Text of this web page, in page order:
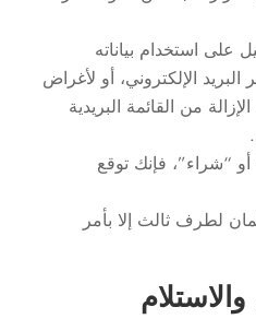
على استخدام بياناته
الإلكتروني، أو لأغراض
من القائمة البريدية
“شراء”، فإنك توقع
لطرف ثالث إلا بأمر